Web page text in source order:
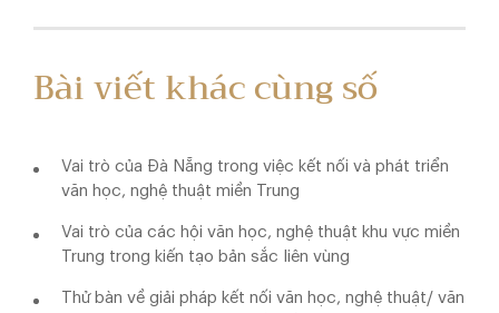
Bài viết khác cùng số
Vai trò của Đà Nẵng trong việc kết nối và phát triển
văn học, nghệ thuật miền Trung
Vai trò của các hội văn học, nghệ thuật khu vực miền
Trung trong kiến tạo bản sắc liên vùng
Thử bàn về giải pháp kết nối văn học, nghệ thuật/ văn